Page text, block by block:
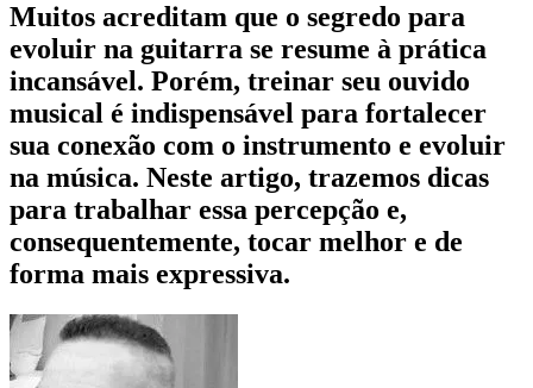
Muitos acreditam que o segredo para
evoluir na guitarra se resume à prática
incansável. Porém, treinar seu ouvido
musical é indispensável para fortalecer
sua conexão com o instrumento e evoluir
na música. Neste artigo, trazemos dicas
para trabalhar essa percepção e,
consequentemente, tocar melhor e de
forma mais expressiva.